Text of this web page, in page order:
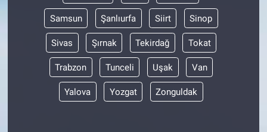
Samsun Şanlıurfa Siirt Sinop
Sivas Şırnak Tekirdağ Tokat
Trabzon Tunceli Uşak Van
Yalova Yozgat Zonguldak